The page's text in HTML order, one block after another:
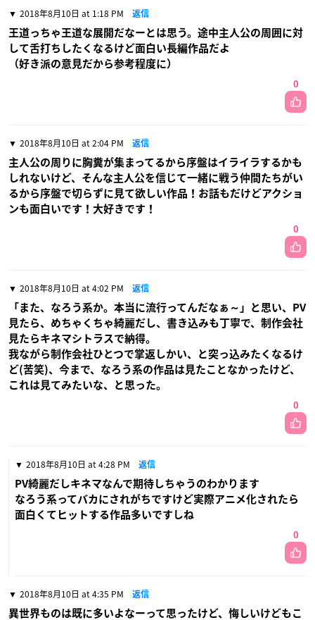
2018年8月10日 at 1:18 PM 返信
王道っちゃ王道な展開だなーとは思う。途中主人公の周囲に対
して舌打ちしたくなるけど面白い長編作品だよ
（好き派の意見だから参考程度に）
0
2018年8月10日 at 2:04 PM 返信
主人公の周りに胸糞が集まってるから序盤はイライラするかも
しれないけど、そんな主人公を信じて一緒に戦う仲間たちがい
るから序盤で切らずに見て欲しい作品！お話もだけどアクショ
ンも面白いです！大好きです！
0
2018年8月10日 at 4:02 PM 返信
「また、なろう系か。本当に流行ってんだなぁ～」と思い、PV
見たら、めちゃくちゃ綺麗だし、書き込みも丁寧で、制作会社
見たらキネマシトラスで納得。
我ながら制作会社ひとつで掌返しかい、と突っ込みたくなるけ
ど(苦笑)、今まで、なろう系の作品は見たことなかったけど、
これは見てみたいな、と思った。
0
2018年8月10日 at 4:28 PM 返信
PV綺麗だしキネマなんで期待しちゃうのわかります
なろう系ってバカにされがちですけど実際アニメ化されたら
面白くてヒットする作品多いですしね
0
2018年8月10日 at 4:35 PM 返信
異世界ものは既に多いよなーって思ったけど、悔しいけどもこ